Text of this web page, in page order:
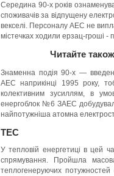
Середина 90-х років
споживачів за відпущену
векселі. Персоналу АЕС не
містечках ходили ерзац-гроші
Читайте
Знаменна подія 90-х —
АЕС наприкінці 1995 року,
колективним зусиллям, в
енергоблок №6 ЗАЕС
найпотужніша атомна
ТЕС
У тепловій енергетиці в цей
спрямування. Пройшла
теплогенеруючих